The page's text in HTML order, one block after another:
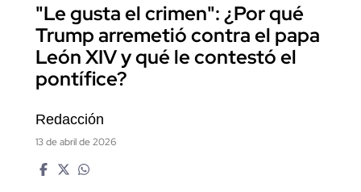
"Le gusta el crimen": ¿Por qué
Trump arremetió contra el papa
León XIV y qué le contestó el
pontífice?
Redacción
13 de abril de 2026